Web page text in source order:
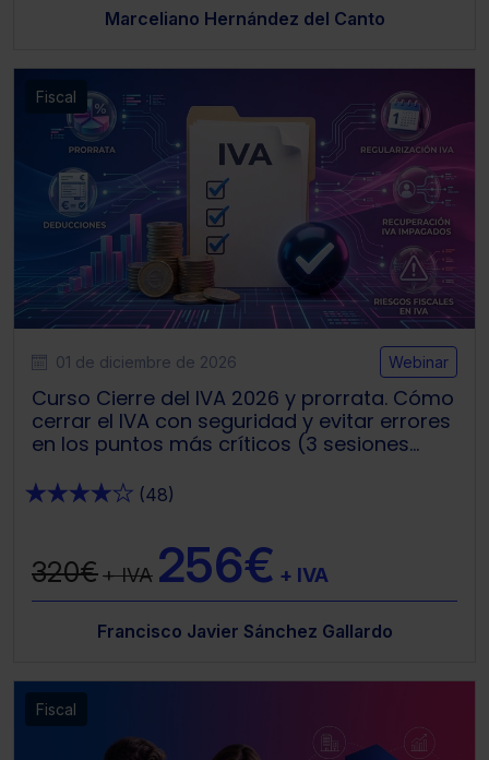
navegador. Si no seleccionas ninguna utilizaremos las
Saber más acerca de las cookies
Marceliano Hernández del Canto
Fiscal
01 de diciembre de 2026 Webinar
Curso Cierre del IVA 2026 y prorrata. Cómo
cerrar el IVA con seguridad y evitar errores
en los puntos más críticos (3 sesiones
★★★★★ (48)
320€+ IVA 256€ + IVA
Francisco Javier Sánchez Gallardo
Fiscal